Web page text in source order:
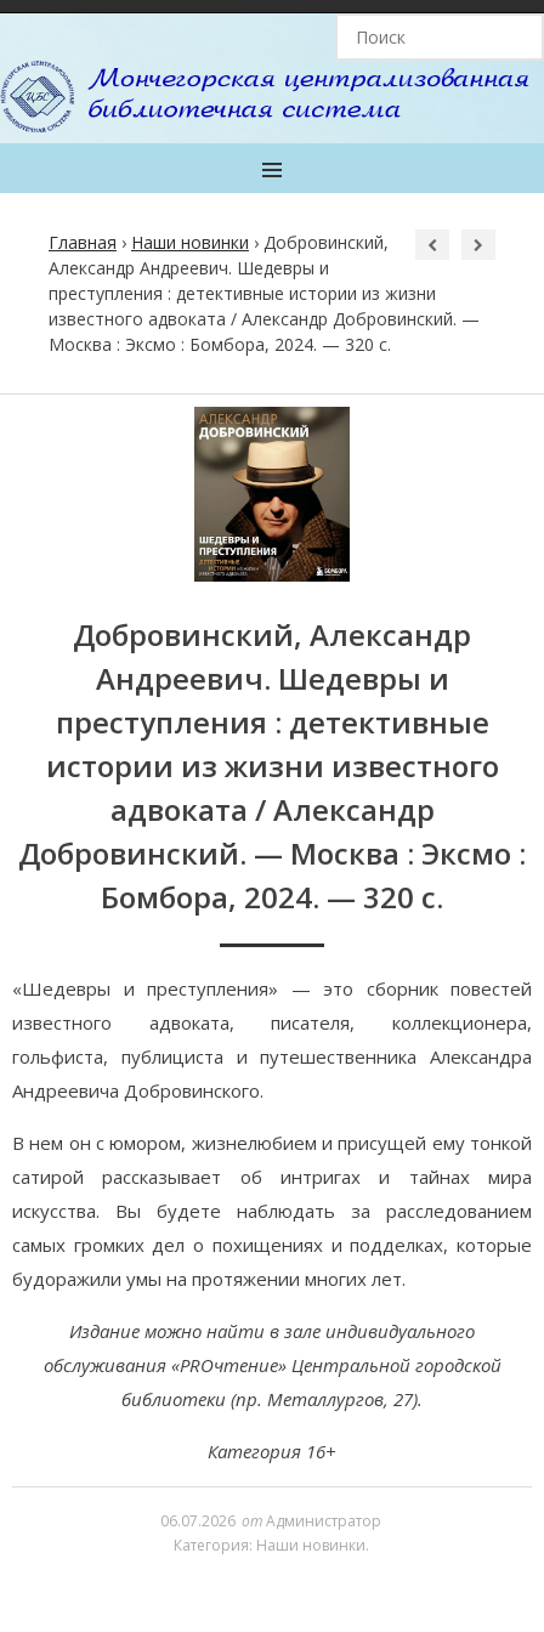
MENU
Главная › Наши новинки › Добровинский,
Александр Андреевич. Шедевры и
преступления : детективные истории из жизни
известного адвоката / Александр Добровинский. —
Москва : Эксмо : Бомбора, 2024. — 320 с.
Добровинский, Александр
Андреевич. Шедевры и
преступления : детективные
истории из жизни известного
адвоката / Александр
Добровинский. — Москва : Эксмо :
Бомбора, 2024. — 320 с.
«Шедевры и преступления» — это сборник повестей
известного адвоката, писателя, коллекционера,
гольфиста, публициста и путешественника Александра
Андреевича Добровинского.
В нем он с юмором, жизнелюбием и присущей ему тонкой
сатирой рассказывает об интригах и тайнах мира
искусства. Вы будете наблюдать за расследованием
самых громких дел о похищениях и подделках, которые
будоражили умы на протяжении многих лет.
Издание можно найти в зале индивидуального
обслуживания «PROчтение» Центральной городской
библиотеки (пр. Металлургов, 27).
Категория 16+
06.07.2026 отАдминистратор
Категория: Наши новинки.